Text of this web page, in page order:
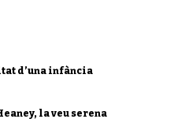
d’una infància
la veu serena